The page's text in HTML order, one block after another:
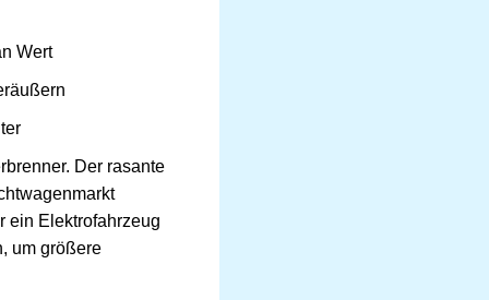
Wert
Der rasante
ein Elektrofahrzeug
um größere